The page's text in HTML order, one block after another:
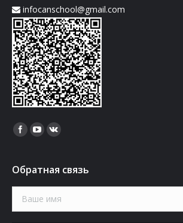
infocanschool@gmail.com
Найдите нас:
Обратная связь